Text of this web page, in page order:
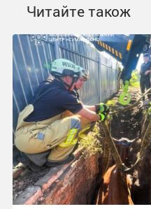
Читайте також